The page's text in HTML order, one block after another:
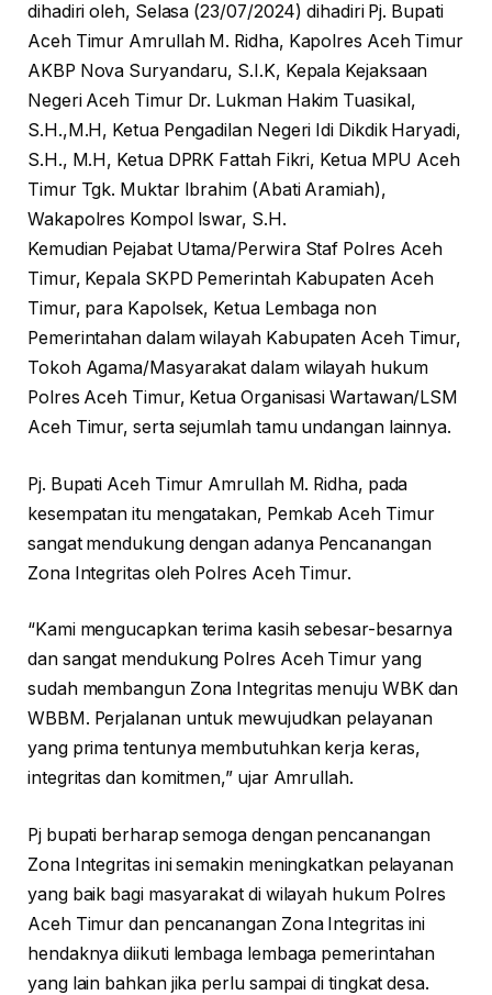
dihadiri oleh, Selasa (23/07/2024) dihadiri Pj. Bupati
Aceh Timur Amrullah M. Ridha, Kapolres Aceh Timur
AKBP Nova Suryandaru, S.I.K, Kepala Kejaksaan
Negeri Aceh Timur Dr. Lukman Hakim Tuasikal,
S.H.,M.H, Ketua Pengadilan Negeri Idi Dikdik Haryadi,
S.H., M.H, Ketua DPRK Fattah Fikri, Ketua MPU Aceh
Timur Tgk. Muktar Ibrahim (Abati Aramiah),
Wakapolres Kompol Iswar, S.H.
Kemudian Pejabat Utama/Perwira Staf Polres Aceh
Timur, Kepala SKPD Pemerintah Kabupaten Aceh
Timur, para Kapolsek, Ketua Lembaga non
Pemerintahan dalam wilayah Kabupaten Aceh Timur,
Tokoh Agama/Masyarakat dalam wilayah hukum
Polres Aceh Timur, Ketua Organisasi Wartawan/LSM
Aceh Timur, serta sejumlah tamu undangan lainnya.
Pj. Bupati Aceh Timur Amrullah M. Ridha, pada
kesempatan itu mengatakan, Pemkab Aceh Timur
sangat mendukung dengan adanya Pencanangan
Zona Integritas oleh Polres Aceh Timur.
“Kami mengucapkan terima kasih sebesar-besarnya
dan sangat mendukung Polres Aceh Timur yang
sudah membangun Zona Integritas menuju WBK dan
WBBM. Perjalanan untuk mewujudkan pelayanan
yang prima tentunya membutuhkan kerja keras,
integritas dan komitmen,” ujar Amrullah.
Pj bupati berharap semoga dengan pencanangan
Zona Integritas ini semakin meningkatkan pelayanan
yang baik bagi masyarakat di wilayah hukum Polres
Aceh Timur dan pencanangan Zona Integritas ini
hendaknya diikuti lembaga lembaga pemerintahan
yang lain bahkan jika perlu sampai di tingkat desa.